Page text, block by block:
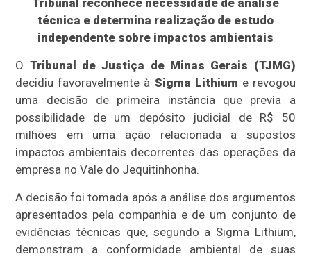
Tribunal reconhece necessidade de análise
técnica e determina realização de estudo
independente sobre impactos ambientais
O Tribunal de Justiça de Minas Gerais (TJMG)
decidiu favoravelmente à Sigma Lithium e revogou
uma decisão de primeira instância que previa a
possibilidade de um depósito judicial de R$ 50
milhões em uma ação relacionada a supostos
impactos ambientais decorrentes das operações da
empresa no Vale do Jequitinhonha.
A decisão foi tomada após a análise dos argumentos
apresentados pela companhia e de um conjunto de
evidências técnicas que, segundo a Sigma Lithium,
demonstram a conformidade ambiental de suas